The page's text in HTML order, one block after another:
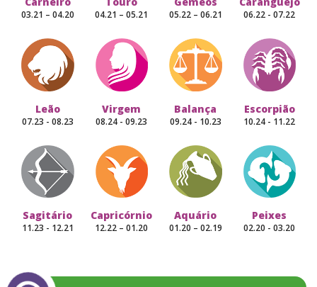
03.21 – 04.20 04.21 – 05.21 05.22 – 06.21 06.22 - 07.22
Leão
07.23 - 08.23
Virgem
08.24 - 09.23
Balança
09.24 - 10.23
Escorpião
10.24 - 11.22
Sagitário
11.23 - 12.21
Capricórnio
12.22 – 01.20
Aquário
01.20 – 02.19
Peixes
02.20 - 03.20